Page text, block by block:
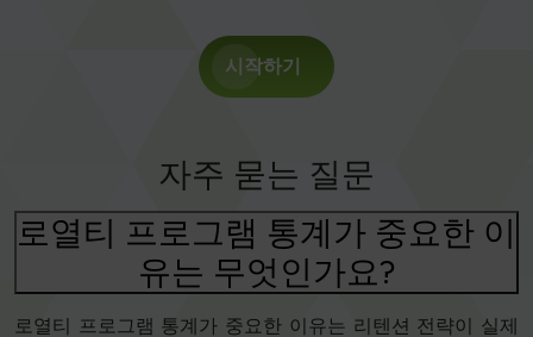
시작하기
자주 묻는 질문
로열티 프로그램 통계가 중요한 이
유는 무엇인가요?
로열티 프로그램 통계가 중요한 이유는 리텐션 전략이 실제